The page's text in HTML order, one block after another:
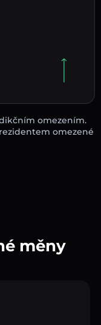
omezením.
omezené
měny